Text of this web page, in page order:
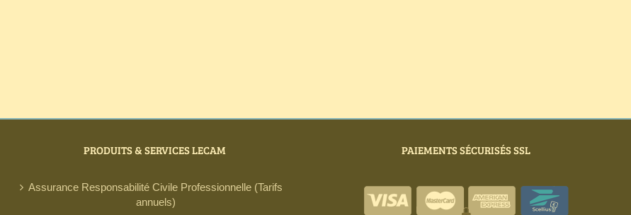
PRODUITS & SERVICES LECAM
Assurance Responsabilité Civile Professionnelle (Tarifs
annuels)
PAIEMENTS SÉCURISÉS SSL